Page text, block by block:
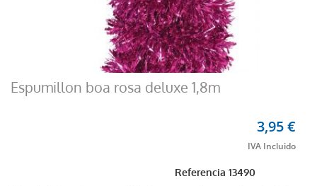
Espumillon boa rosa deluxe 1,8m
Referencia13490
3,95 €